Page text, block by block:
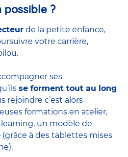
possible ?
de la petite enfance,
votre carrière,
ses
se forment tout au long
rejoindre c’est alors
formations en atelier,
un modèle de
(grâce à des tablettes mises